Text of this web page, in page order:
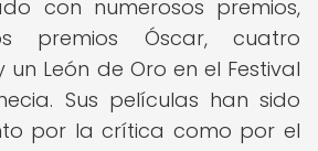
con numerosos premios,
premios Óscar, cuatro
un León de Oro en el Festival
Sus películas han sido
por la crítica como por el